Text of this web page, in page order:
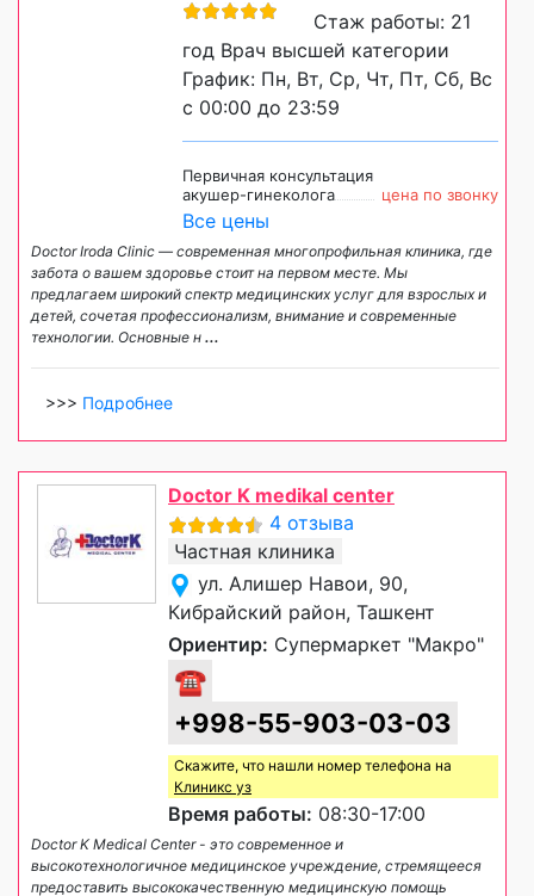
Стаж работы: 21
год Врач высшей категории
График: Пн, Вт, Ср, Чт, Пт, Сб, Вс
с 00:00 до 23:59
Первичная консультация
акушер-гинеколога
цена по звонку
Все цены
Doctor Iroda Clinic — современная многопрофильная клиника, где
забота о вашем здоровье стоит на первом месте. Мы
предлагаем широкий спектр медицинских услуг для взрослых и
детей, сочетая профессионализм, внимание и современные
технологии. Основные н ...
>>> Подробнее
Doctor K medikal center
4 отзыва
Частная клиника
ул. Алишер Навои, 90,
Кибрайский район, Ташкент
Ориентир: Супермаркет "Макро"
☎
+998-55-903-03-03
Скажите, что нашли номер телефона на
Клиникс уз
Время работы: 08:30-17:00
Doctor K Medical Center - это современное и
высокотехнологичное медицинское учреждение, стремящееся
предоставить высококачественную медицинскую помощь